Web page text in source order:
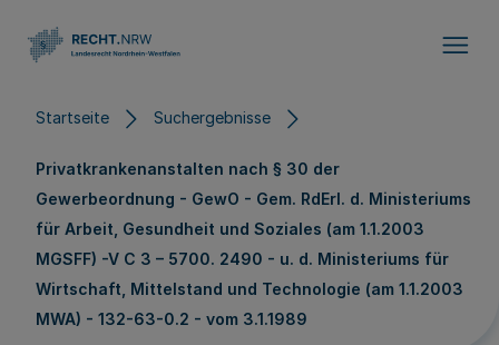
Startseite Suchergebnisse
Privatkrankenanstalten nach § 30 der
Gewerbeordnung - GewO - Gem. RdErl. d. Ministeriums
für Arbeit, Gesundheit und Soziales (am 1.1.2003
MGSFF) -V C 3 – 5700. 2490 - u. d. Ministeriums für
Wirtschaft, Mittelstand und Technologie (am 1.1.2003
MWA) - 132-63-0.2 - vom 3.1.1989